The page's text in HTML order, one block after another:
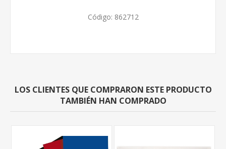
Código: 862712
LOS CLIENTES QUE COMPRARON ESTE PRODUCTO
TAMBIÉN HAN COMPRADO